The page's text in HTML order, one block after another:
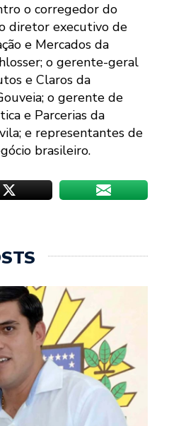
o corregedor do
diretor executivo de
e Mercados da
o gerente-geral
e Claros da
o gerente de
e Parcerias da
e representantes de
brasileiro.